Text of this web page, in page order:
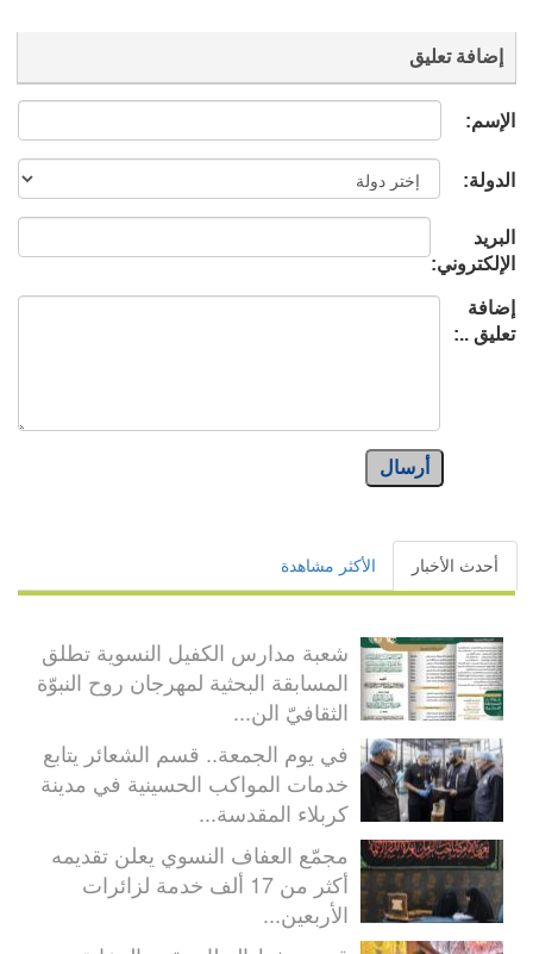
إضافة تعليق
الإسم:
الدولة:
البريد
الإلكتروني:
إضافة
تعليق ..:
أرسال
أحدث الأخبار الأكثر مشاهدة
شعبة مدارس الكفيل النسوية تطلق
المسابقة البحثية لمهرجان روح النبوّة
الثقافيّ الن...
في يوم الجمعة.. قسم الشعائر يتابع
خدمات المواكب الحسينية في مدينة
كربلاء المقدسة...
مجمّع العفاف النسوي يعلن تقديمه
أكثر من 17 ألف خدمة لزائرات
الأربعين...